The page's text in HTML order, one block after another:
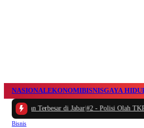
NASIONALEKONOMIBISNISGAYA
Terbesar di Jabar|#2 - Polisi Olah TKP
Bisnis